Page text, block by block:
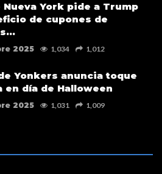
Nueva York pide a Trump
de cupones de
2025 1,034 1,012
Yonkers anuncia toque
en día de Halloween
2025 1,031 1,009